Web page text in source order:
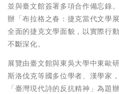
並與臺文館簽署多項合作備忘錄
辦「布拉格之春：捷克當代文學
全面的捷克文學面貌，以實際行
不斷深化。
展覽由臺文館與東吳大學中東歐
斯洛伐克等國多位學者、漢學家
「臺灣現代詩的反抗精神」為題